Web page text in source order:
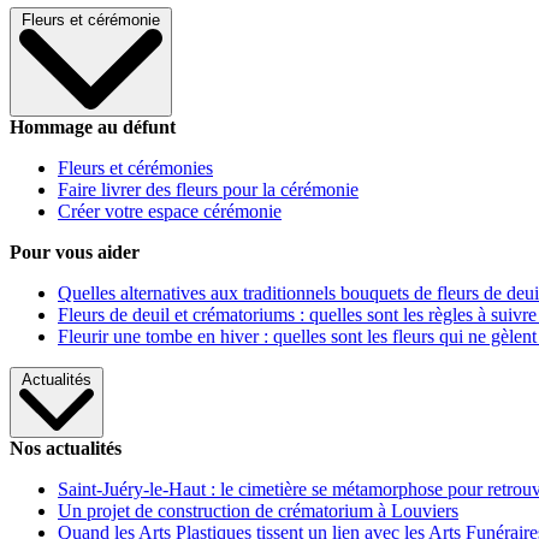
Fleurs et cérémonie
Hommage au défunt
Fleurs et cérémonies
Faire livrer des fleurs pour la cérémonie
Créer votre espace cérémonie
Pour vous aider
Quelles alternatives aux traditionnels bouquets de fleurs de
Fleurs de deuil et crématoriums : quelles sont les règles à
Fleurir une tombe en hiver : quelles sont les fleurs qui ne gèlent
Actualités
Nos actualités
Saint-Juéry-le-Haut : le cimetière se métamorphose pour
Un projet de construction de crématorium à Louviers
Quand les Arts Plastiques tissent un lien avec les Arts